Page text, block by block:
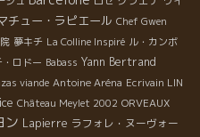
チュー・ラピエール Chef Gwen
夢キチ La Colline Inspiré ル・カンボ
ロドー Babass Yann Bertrand
viande Antoine Aréna Ecrivain LIN
Château Meylet 2002 ORVEAUX
ン Lapierre ラフォレ・ヌーヴォー